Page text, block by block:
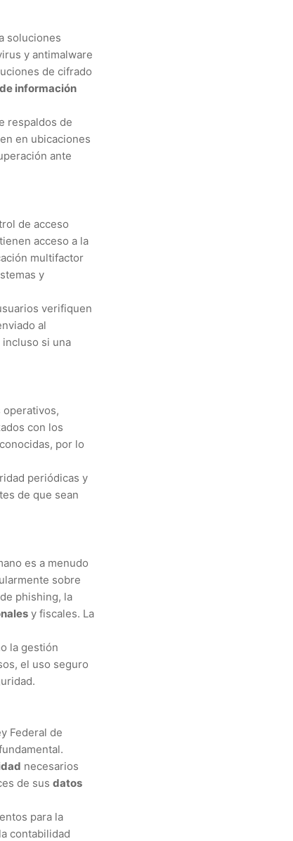
soluciones
y antimalware
de cifrado
información
respaldos de
en ubicaciones
ante
de acceso
acceso a la
multifactor
y
verifiquen
al
si una
operativos,
con los
por lo
periódicas y
de que sean
es a menudo
sobre
phishing, la
y fiscales. La
la gestión
el uso seguro
Federal de
necesarios
de susdatos
para la
contabilidad